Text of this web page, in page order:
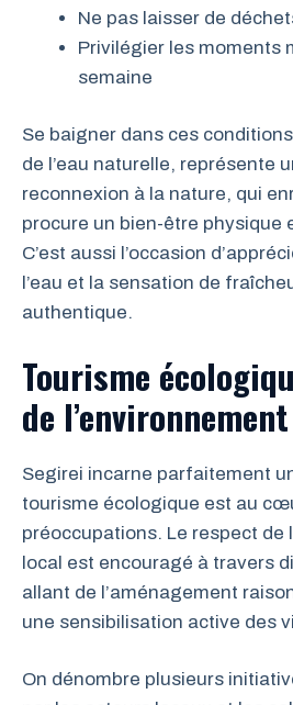
Ne pas laisser de
Privilégier les moments
semaine
Se baigner dans ces
de l’eau naturelle, représente
reconnexion à la nature, qui
procure un bien-être physique
C’est aussi l’occasion
l’eau et la sensation de
authentique.
Tourisme
de
Segirei incarne parfaitement
tourisme écologique est au
préoccupations. Le respect de
local est encouragé à travers
allant de l’aménagement
une sensibilisation active des
On dénombre plusieurs